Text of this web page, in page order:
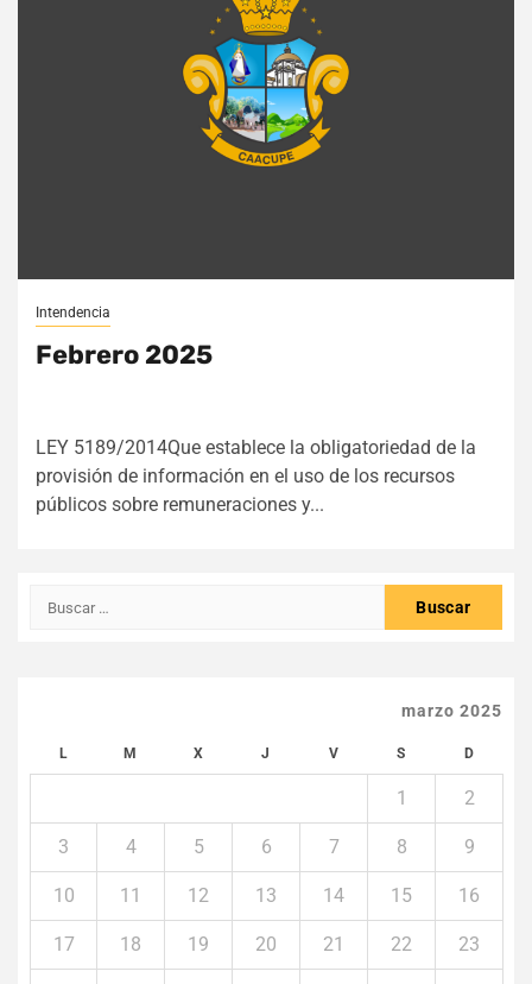
Intendencia
Febrero 2025
LEY 5189/2014Que establece la obligatoriedad de la
provisión de información en el uso de los recursos
públicos sobre remuneraciones y...
Buscar:
marzo 2025
L M X J V S D
1 2
3 4 5 6 7 8 9
10 11 12 13 14 15 16
17 18 19 20 21 22 23